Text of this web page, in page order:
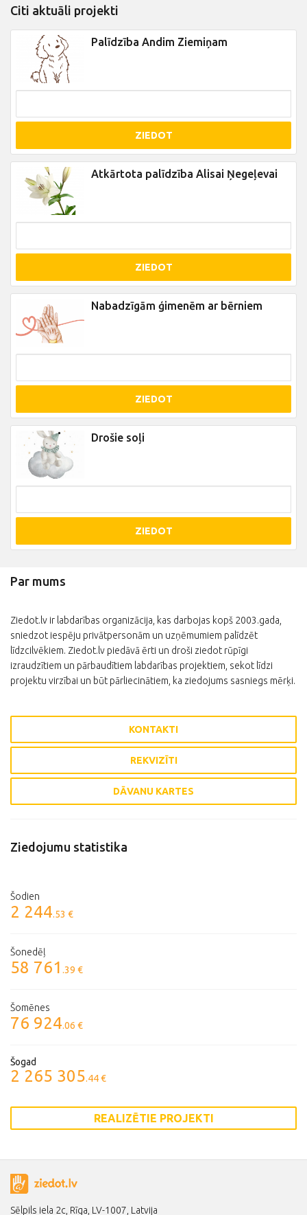
Citi aktuāli projekti
Palīdzība Andim Ziemiņam
ZIEDOT
Atkārtota palīdzība Alisai Ņegeļevai
ZIEDOT
Nabadzīgām ģimenēm ar bērniem
ZIEDOT
Drošie soļi
ZIEDOT
Par mums
Ziedot.lv ir labdarības organizācija, kas darbojas kopš 2003.gada,
sniedzot iespēju privātpersonām un uzņēmumiem palīdzēt
līdzcilvēkiem. Ziedot.lv piedāvā ērti un droši ziedot rūpīgi
izraudzītiem un pārbaudītiem labdarības projektiem, sekot līdzi
projektu virzībai un būt pārliecinātiem, ka ziedojums sasniegs mērķi.
KONTAKTI
REKVIZĪTI
DĀVANU KARTES
Ziedojumu statistika
Šodien
2 244.53 €
Šonedēļ
58 761 .39 €
Šomēnes
76 924.06 €
Šogad
2 265 305.44 €
REALIZĒTIE PROJEKTI
Sēlpils iela 2c, Rīga, LV-1007, Latvija